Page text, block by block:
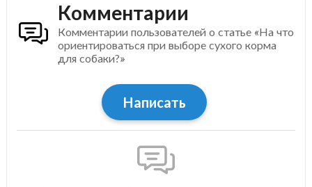
Комментарии
Комментарии пользователей о статье «На что
ориентироваться при выборе сухого корма
для собаки?»
Написать